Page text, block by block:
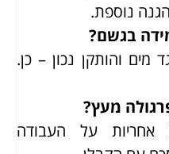
נוספת.
בגשם?
והותקן נכון – כן.
מעץ?
אחריות על העבודה